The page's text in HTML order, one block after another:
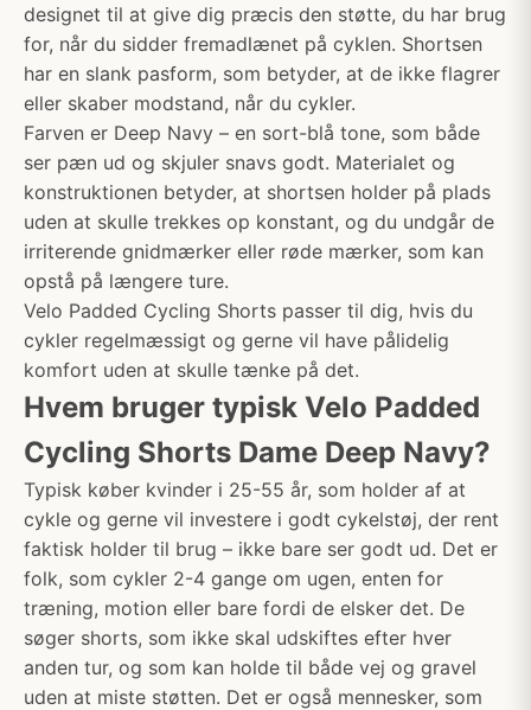
designet til at give dig præcis den støtte, du har brug
for, når du sidder fremadlænet på cyklen. Shortsen
har en slank pasform, som betyder, at de ikke flagrer
eller skaber modstand, når du cykler.
Farven er Deep Navy – en sort-blå tone, som både
ser pæn ud og skjuler snavs godt. Materialet og
konstruktionen betyder, at shortsen holder på plads
uden at skulle trekkes op konstant, og du undgår de
irriterende gnidmærker eller røde mærker, som kan
opstå på længere ture.
Velo Padded Cycling Shorts passer til dig, hvis du
cykler regelmæssigt og gerne vil have pålidelig
komfort uden at skulle tænke på det.
Hvem bruger typisk Velo Padded
Cycling Shorts Dame Deep Navy?
Typisk køber kvinder i 25-55 år, som holder af at
cykle og gerne vil investere i godt cykelstøj, der rent
faktisk holder til brug – ikke bare ser godt ud. Det er
folk, som cykler 2-4 gange om ugen, enten for
træning, motion eller bare fordi de elsker det. De
søger shorts, som ikke skal udskiftes efter hver
anden tur, og som kan holde til både vej og gravel
uden at miste støtten. Det er også mennesker, som